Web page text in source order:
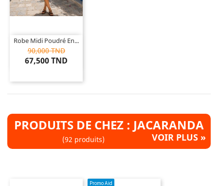
Robe Midi Poudré En...
90,000 TND
67,500 TND
PRODUITS DE CHEZ : JACARANDA
(92 produits) VOIR PLUS »
Promo Aid